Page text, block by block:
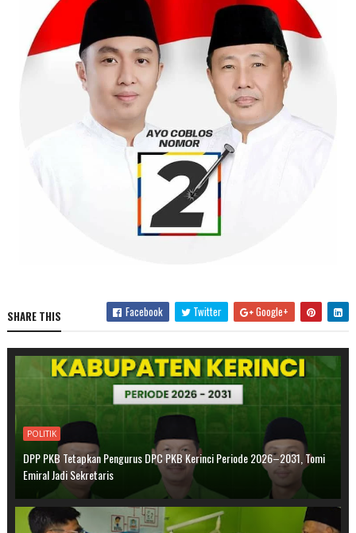
SHARE THIS Facebook Twitter Google+
POLITIK
DPP PKB Tetapkan Pengurus DPC PKB Kerinci Periode 2026–2031, Tomi
Emiral Jadi Sekretaris